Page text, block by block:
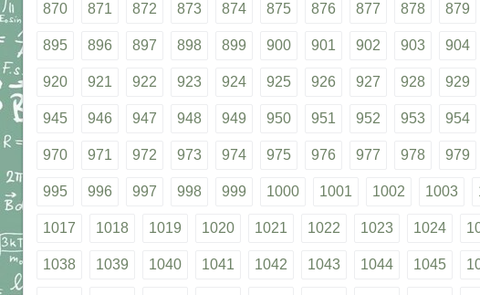
870 871 872 873 874 875 876 877 878 879
895 896 897 898 899 900 901 902 903 904
920 921 922 923 924 925 926 927 928 929
945 946 947 948 949 950 951 952 953 954
970 971 972 973 974 975 976 977 978 979
995 996 997 998 999 1000 1001 1002 1003
1017 1018 1019 1020 1021 1022 1023 1024
1038 1039 1040 1041 1042 1043 1044 1045